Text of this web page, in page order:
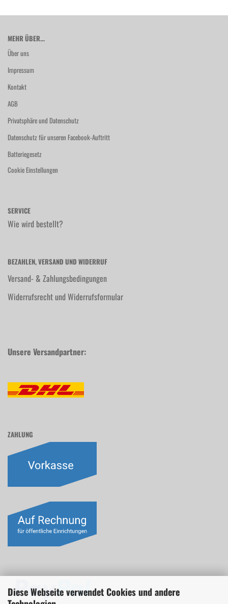
Diese Webseite verwendet Cookies und andere
MEHR ÜBER...
Über uns
Impressum
Kontakt
AGB
Privatsphäre und Datenschutz
Datenschutz für unseren Facebook-Auftritt
Batteriegesetz
Cookie Einstellungen
SERVICE
Wie wird bestellt?
BEZAHLEN, VERSAND UND WIDERRUF
Versand- & Zahlungsbedingungen
Widerrufsrecht und Widerrufsformular
Unsere Versandpartner:
ZAHLUNG